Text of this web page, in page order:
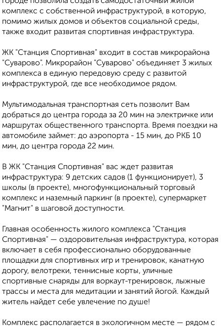
комплекс с собственной инфраструктурой, в которую,
помимо жилых домов и объектов социальной среды,
также входит развитая спортивная инфраструктура.
ЖК "Станция Спортивная" входит в состав микрорайона
"Суварово". Микрорайон "Суварово" объединяет 3 жилых
комплекса в единую передовую среду с развитой
инфраструктурой, где все необходимое рядом.
Мультимодальная транспортная сеть позволит Вам
добраться до центра города за 20 мин на электричке или
маршрутах общественного транспорта. Время поездки на
автомобиле займет: до аэропорта - 15 мин, до РКБ 10
мин, до центра города 22 мин.
В ЖК "Станция Спортивная" вас ждет развитая
инфраструктура: 9 детских садов (1 функционирует), 3
школы (в проекте), многофункциональный торговый
комплекс и наземный паркинг (в проекте), супермаркет
"Магнит" в шаговой доступности.
Главная особенность жилого комплекса "Станция
Спортивная" — оздоровительная инфраструктура, которая
включает в себя профессионально оборудованные
площадки для спортивных игр и тренировок, канатную
дорогу, велотреки, теннисные корты, уличные
спортивные снаряды для воркаут-тренировок, лыжные
трассы и места для медитации и занятий йогой. Каждый
житель найдет себе увлечение по душе!
Комплекс располагается в экологичном месте — рядом с